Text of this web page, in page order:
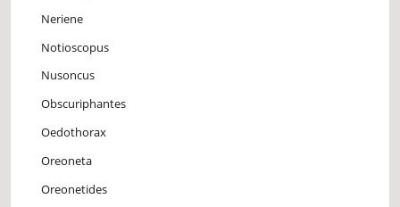
Neriene
Notioscopus
Nusoncus
Obscuriphantes
Oedothorax
Oreoneta
Oreonetides